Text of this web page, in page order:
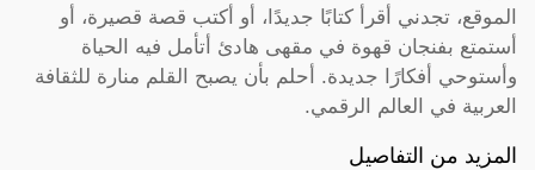
الموقع، تجدني أقرأ كتابًا جديدًا، أو أكتب قصة قصيرة، أو
أستمتع بفنجان قهوة في مقهى هادئ أتأمل فيه الحياة
وأستوحي أفكارًا جديدة. أحلم بأن يصبح القلم منارة للثقافة
العربية في العالم الرقمي.
المزيد من التفاصيل